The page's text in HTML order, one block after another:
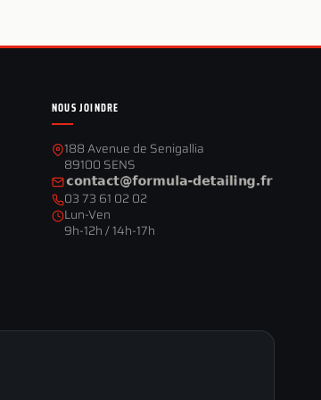
NOUS JOINDRE
188 Avenue de Senigallia
89100 SENS
03 73 61 02 02
Lun-Ven
9h-12h / 14h-17h